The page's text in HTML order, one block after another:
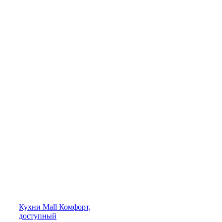
Кухни Mall Комфорт,
доступный